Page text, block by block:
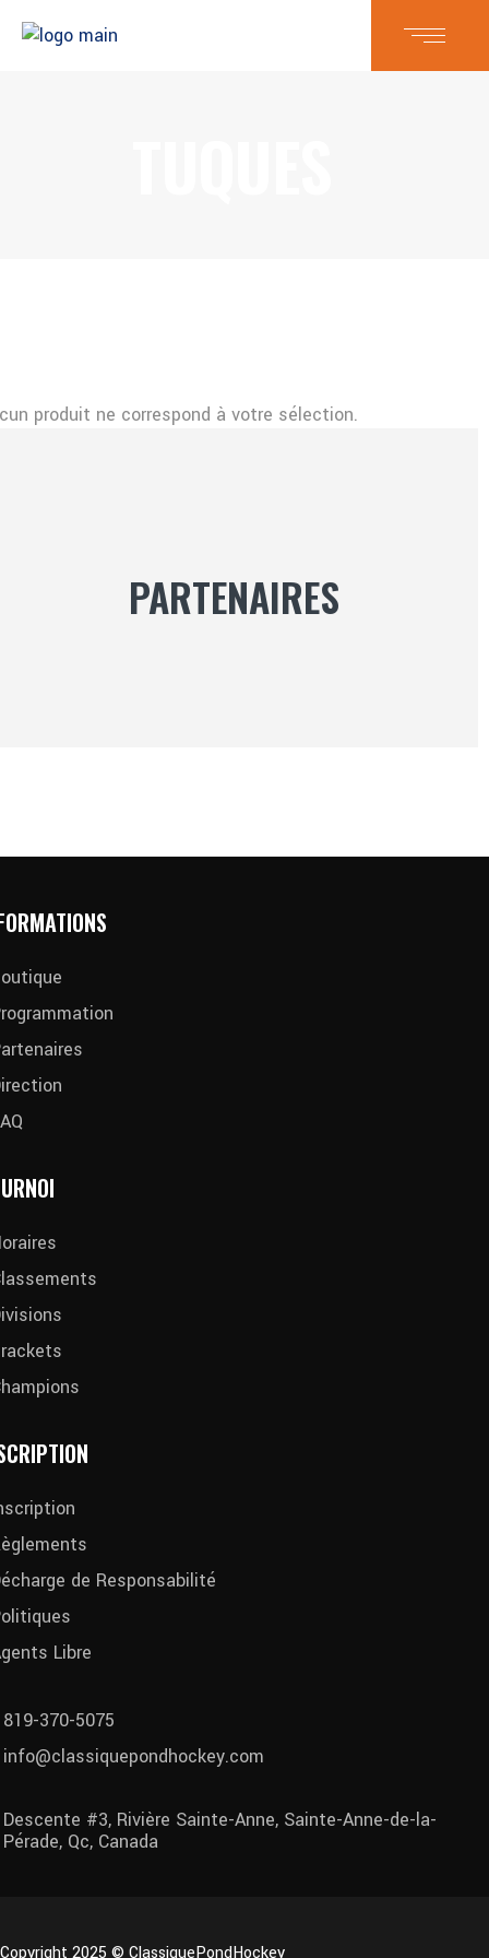
produit ne correspond à votre sélection.
PARTENAIRES
de Responsabilité
Libre
819-370-5075
info@classiquepondhockey.com
Descente #3, Rivière Sainte-Anne, Sainte-Anne-de-la-
Pérade, Qc, Canada
Copyright 2025 © ClassiquePondHockey